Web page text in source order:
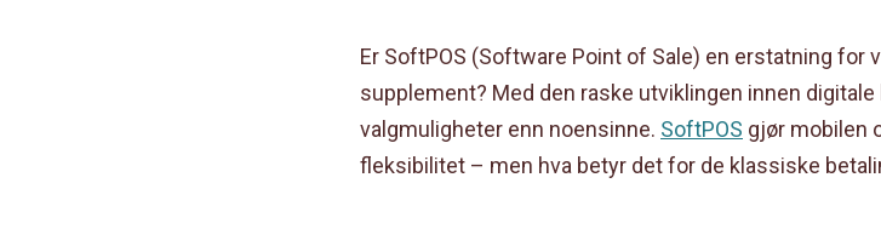
Er SoftPOS (Software Point of Sale) en erstatning for
supplement? Med den raske utviklingen innen
valgmuligheter enn noensinne. SoftPOS gjør mobilen
fleksibilitet – men hva betyr det for de klassiske